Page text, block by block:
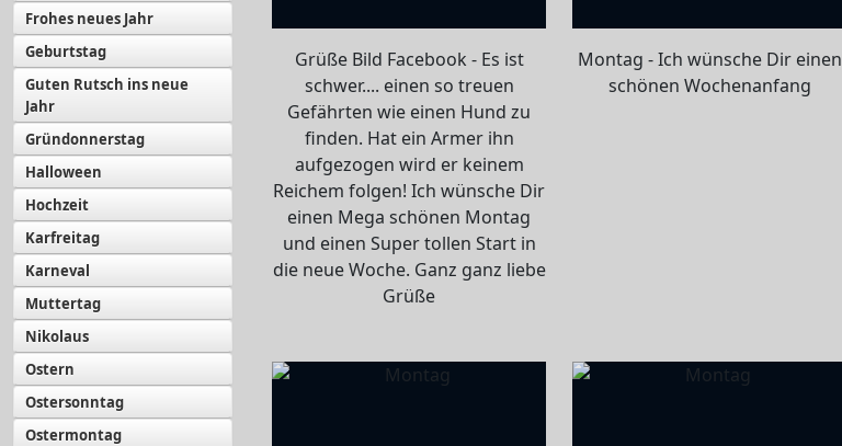
Frohes neues Jahr
Geburtstag
Guten Rutsch ins neue
Jahr
Gründonnerstag
Halloween
Hochzeit
Karfreitag
Karneval
Muttertag
Nikolaus
Ostern
Ostersonntag
Ostermontag
Grüße Bild Facebook - Es ist
schwer.... einen so treuen
Gefährten wie einen Hund zu
finden. Hat ein Armer ihn
aufgezogen wird er keinem
Reichem folgen! Ich wünsche Dir
einen Mega schönen Montag
und einen Super tollen Start in
die neue Woche. Ganz ganz liebe
Grüße
Montag - Ich wünsche Dir einen
schönen Wochenanfang